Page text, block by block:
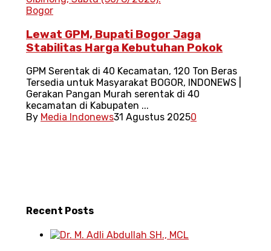
Bogor
Lewat GPM, Bupati Bogor Jaga
Stabilitas Harga Kebutuhan Pokok
GPM Serentak di 40 Kecamatan, 120 Ton Beras
Tersedia untuk Masyarakat BOGOR, INDONEWS |
Gerakan Pangan Murah serentak di 40
kecamatan di Kabupaten ...
By Media Indonews31 Agustus 20250
Recent Posts